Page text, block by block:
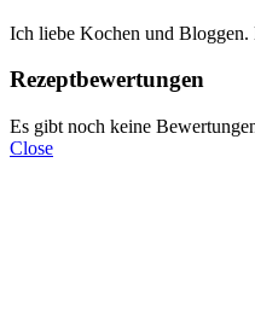
Ich liebe Kochen und Bloggen.
Rezeptbewertungen
Es gibt noch keine
Close